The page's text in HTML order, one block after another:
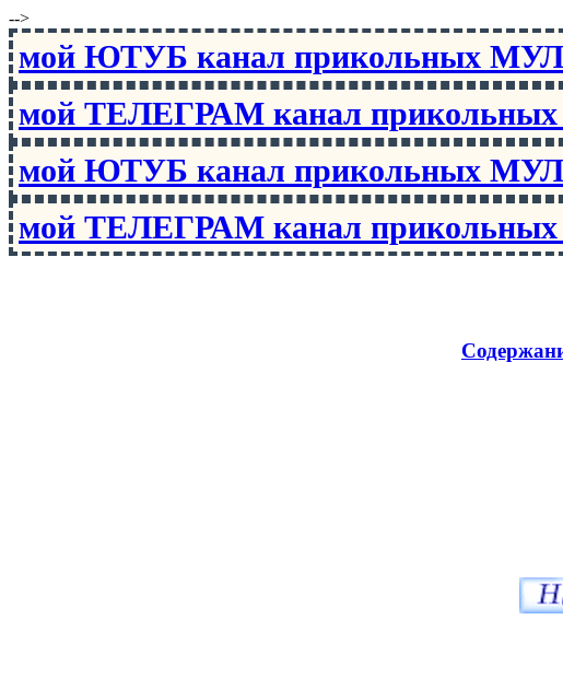
-->
мой ЮТУБ канал прикольных
мой ТЕЛЕГРАМ канал
мой ЮТУБ канал прикольных
мой ТЕЛЕГРАМ канал